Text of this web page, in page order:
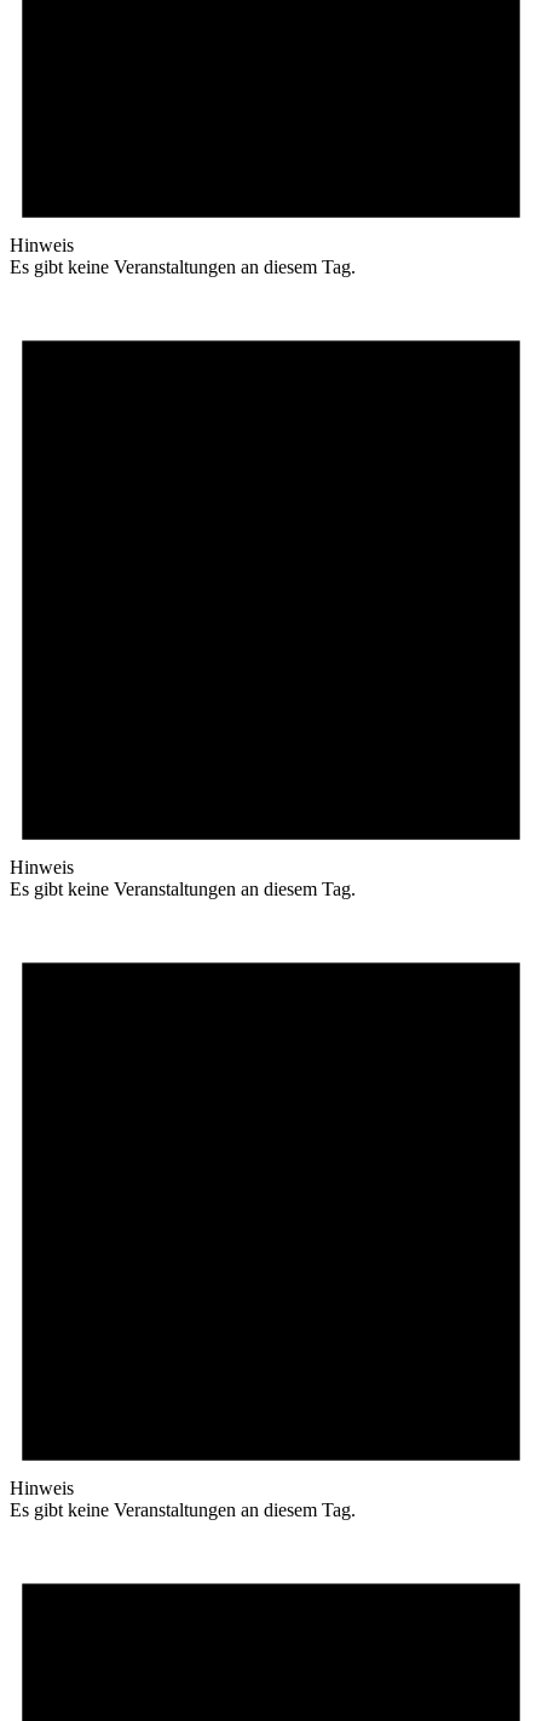
Hinweis
Es gibt keine Veranstaltungen an diesem Tag.
Hinweis
Es gibt keine Veranstaltungen an diesem Tag.
Hinweis
Es gibt keine Veranstaltungen an diesem Tag.